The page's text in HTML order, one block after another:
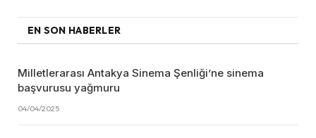
EN SON HABERLER
Milletlerarası Antakya Sinema Şenliği’ne sinema
başvurusu yağmuru
04/04/2025